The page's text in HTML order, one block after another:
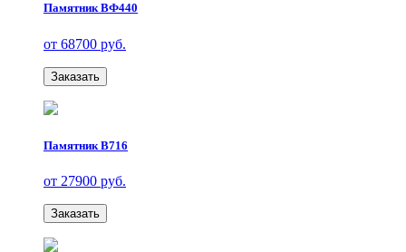
Памятник ВФ440
от 68700 руб.
Заказать
Памятник В716
от 27900 руб.
Заказать